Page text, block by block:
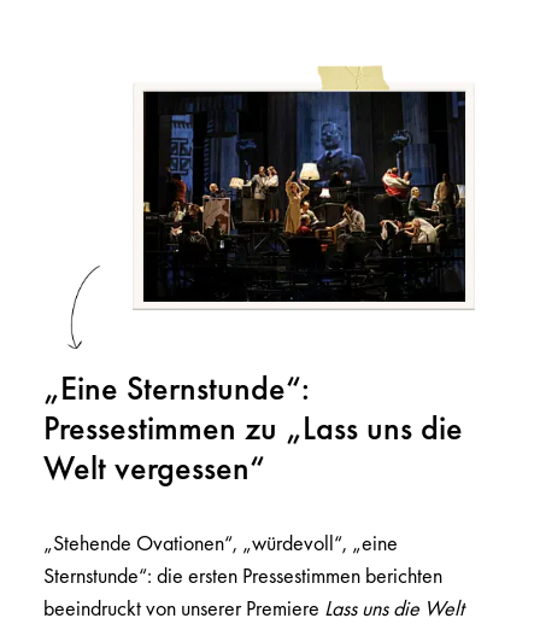
„Eine Sternstunde“:
Pressestimmen zu „Lass uns die
Welt vergessen“
„Stehende Ovationen“, „würdevoll“, „eine
Sternstunde“: die ersten Pressestimmen berichten
beeindruckt von unserer Premiere Lass uns die Welt